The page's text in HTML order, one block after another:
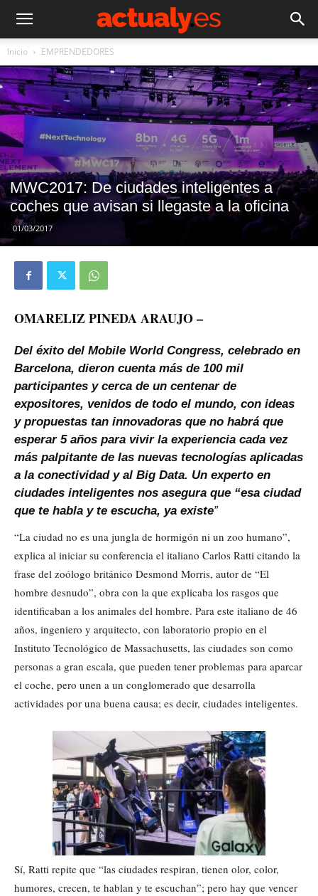
Inicio EMPRENDEDORES
MWC2017: De ciudades inteligentes a
coches que avisan si llegaste a la oficina
01/03/2017
OMARELIZ PINEDA ARAUJO –
Del éxito del Mobile World Congress, celebrado en
Barcelona, dieron cuenta más de 100 mil
participantes y cerca de un centenar de
expositores, venidos de todo el mundo, con ideas
y propuestas tan innovadoras que no habrá que
esperar 5 años para vivir la experiencia cada vez
más palpitante de las nuevas tecnologías aplicadas
a la conectividad y al Big Data. Un experto en
ciudades inteligentes nos asegura que “esa ciudad
que te habla y te escucha, ya existe”
“La ciudad no es una jungla de hormigón ni un zoo humano”,
explica al iniciar su conferencia el italiano Carlos Ratti citando la
frase del zoólogo británico Desmond Morris, autor de “El
hombre desnudo”, obra con la que explicaba los rasgos que
identificaban a los animales del hombre. Para este italiano de 46
años, ingeniero y arquitecto, con laboratorio propio en el
Instituto Tecnológico de Massachusetts, las ciudades son como
personas a gran escala, que pueden tener problemas para aparcar
el coche, pero unen a un conglomerado que desarrolla
actividades por una buena causa; es decir, ciudades inteligentes.
Sí, Ratti repite que “las ciudades respiran, tienen olor, color,
humores, crecen, te hablan y te escuchan”; pero hay que vencer